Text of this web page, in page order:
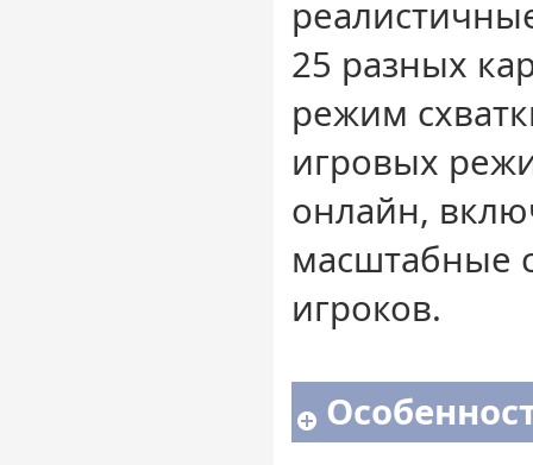
25 разных
режим
игровых
онлайн,
масштабные
игроков.